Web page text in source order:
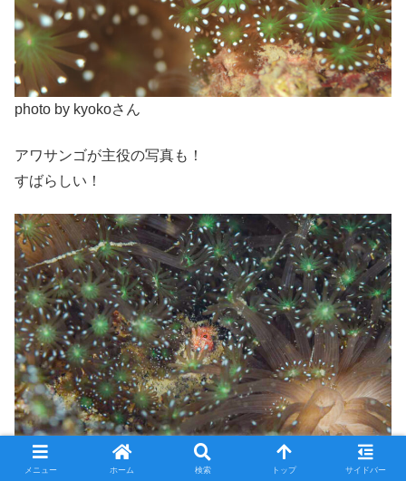
photo by kyokoさん
アワサンゴが主役の写真も！
すばらしい！
photo by emiさん
メニュー ホーム 検索 トップ サイドバー